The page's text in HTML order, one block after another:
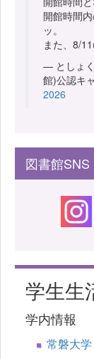
開館時間
ッ。
また、8/
— としょ
館)公認キ
2026
図書館SNS
学生生
学内情報
常磐大